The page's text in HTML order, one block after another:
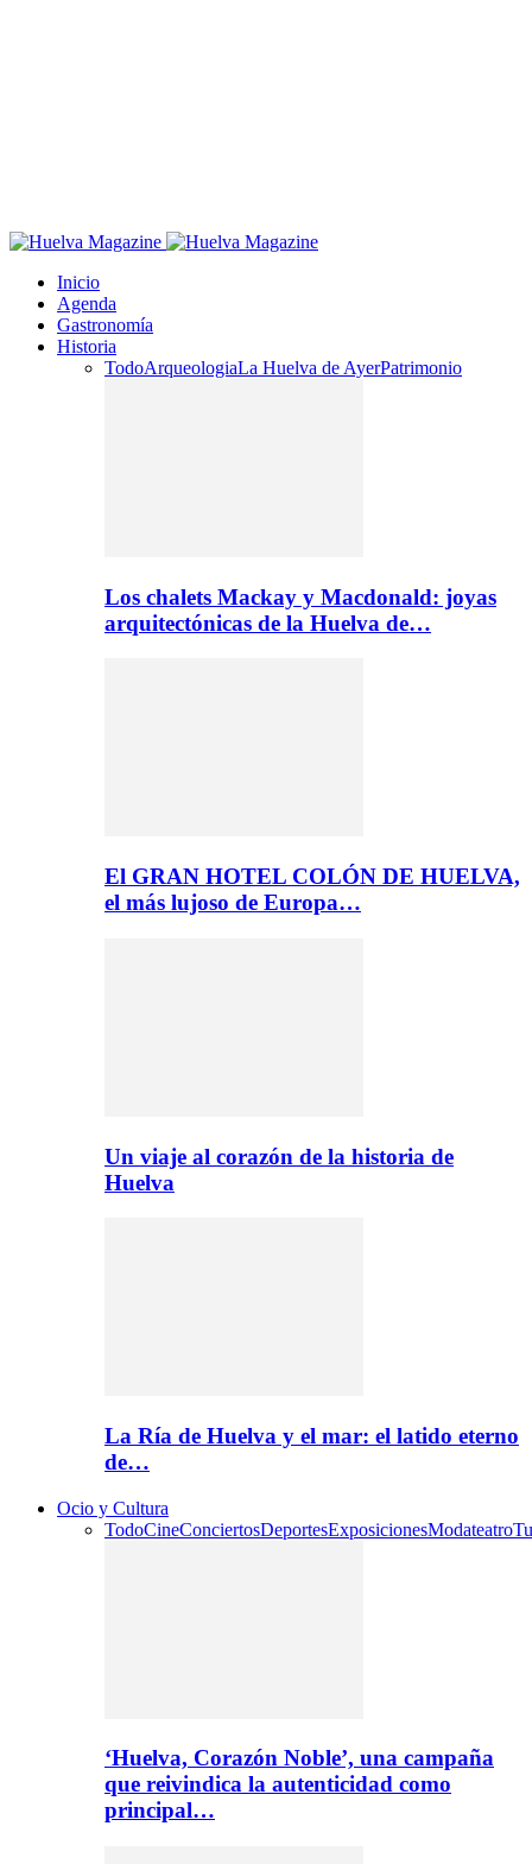
Inicio
Agenda
Gastronomía
Historia
TodoArqueologiaLa Huelva de AyerPatrimonio
Los chalets Mackay y Macdonald: joyas
arquitectónicas de la Huelva de…
El GRAN HOTEL COLÓN DE HUELVA,
el más lujoso de Europa…
Un viaje al corazón de la historia de
Huelva
La Ría de Huelva y el mar: el latido eterno
de…
Ocio y Cultura
TodoCineConciertosDeportesExposicionesModateatro
‘Huelva, Corazón Noble’, una campaña
que reivindica la autenticidad como
principal…